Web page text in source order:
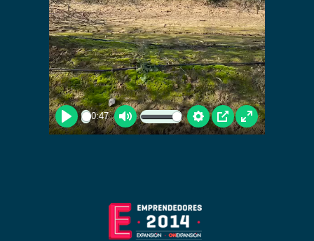
Play
00:47
Mute Settings
PIP Enter